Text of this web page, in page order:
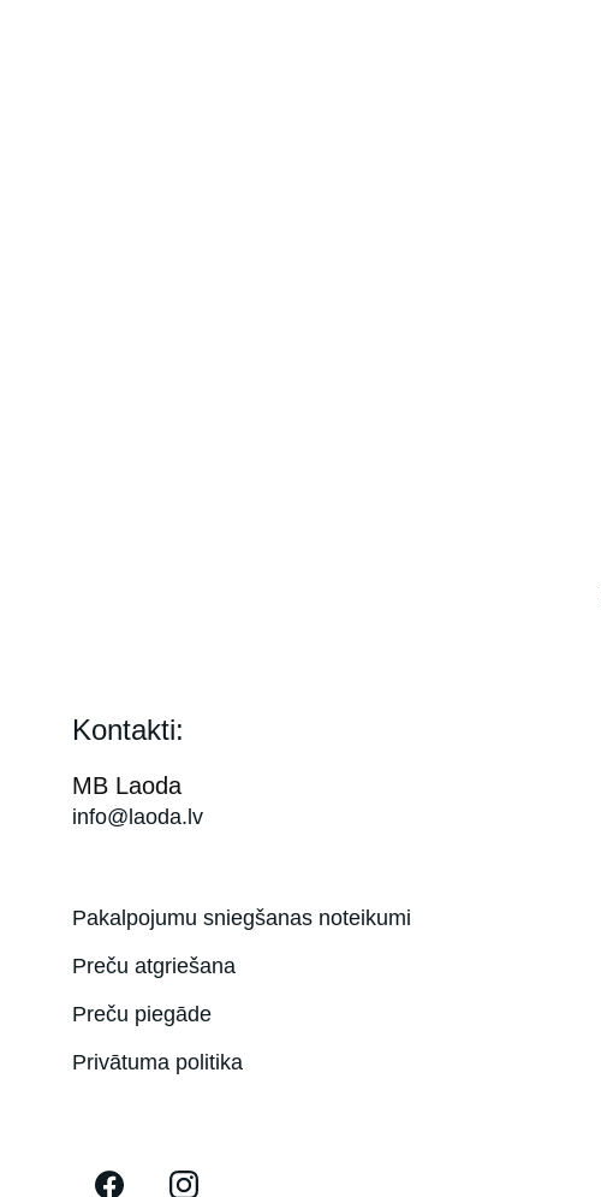
MB Laoda
Kontakti:
info@laoda.lv
Pakalpojumu sniegšanas noteikumi
Preču atgriešana
Preču piegāde
Privātuma politika